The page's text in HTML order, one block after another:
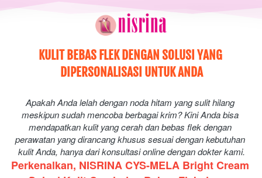
KULIT BEBAS FLEK DENGAN SOLUSI YANG
DIPERSONALISASI UNTUK ANDA
Apakah Anda lelah dengan noda hitam yang sulit hilang
meskipun sudah mencoba berbagai krim? Kini Anda bisa
mendapatkan kulit yang cerah dan bebas flek dengan
perawatan yang dirancang khusus sesuai dengan kebutuhan
kulit Anda, hanya dari konsultasi online dengan dokter kami.
Perkenalkan, NISRINA CYS-MELA Bright Cream